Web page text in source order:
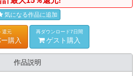
気になる作品に追加
還元
購入
再ダウンロード7日間
ゲスト購入
作品説明